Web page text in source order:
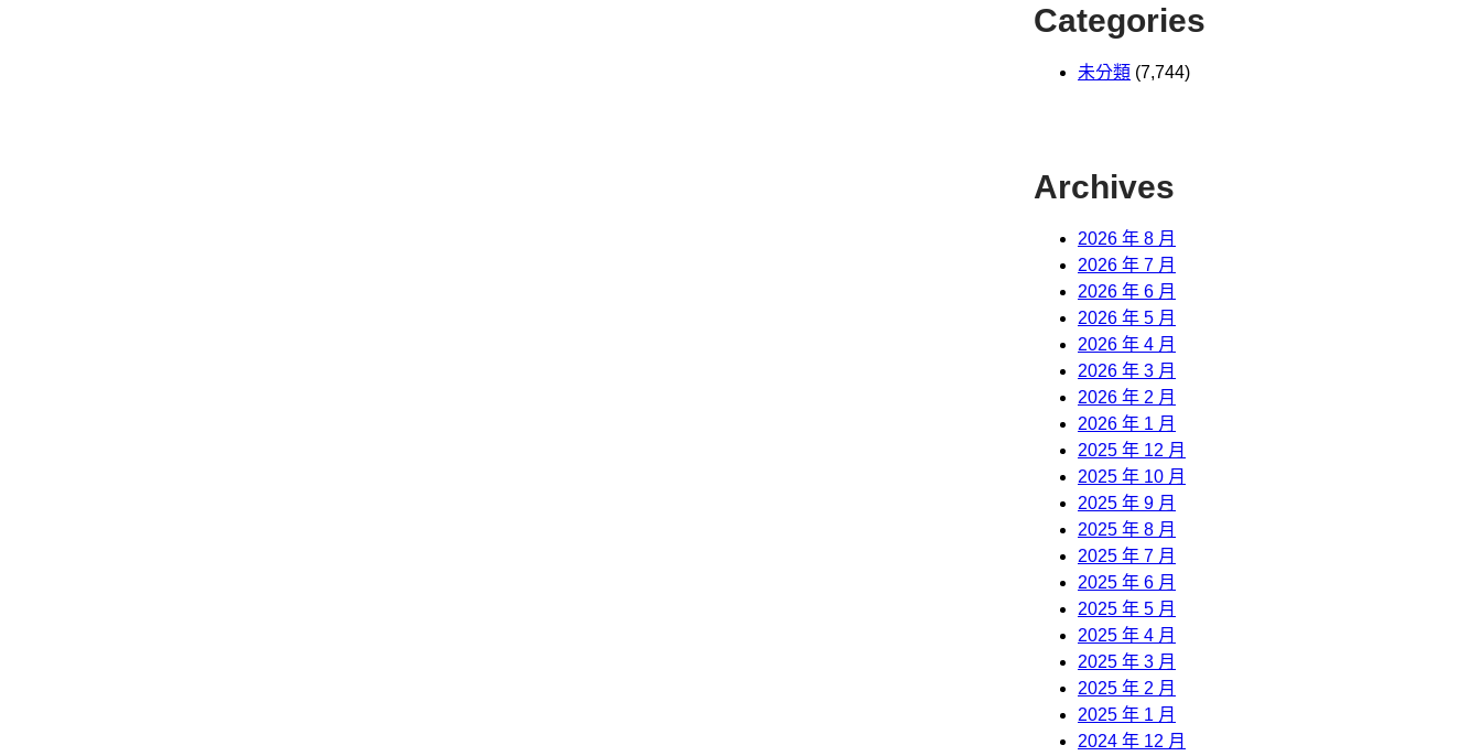
Categories
未分類 (7,744)
Archives
2026 年 8 月
2026 年 7 月
2026 年 6 月
2026 年 5 月
2026 年 4 月
2026 年 3 月
2026 年 2 月
2026 年 1 月
2025 年 12 月
2025 年 10 月
2025 年 9 月
2025 年 8 月
2025 年 7 月
2025 年 6 月
2025 年 5 月
2025 年 4 月
2025 年 3 月
2025 年 2 月
2025 年 1 月
2024 年 12 月